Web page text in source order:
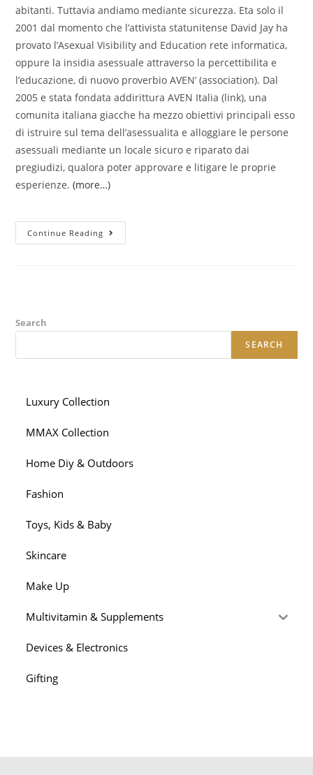
abitanti. Tuttavia andiamo mediante sicurezza. Eta solo il
2001 dal momento che l’attivista statunitense David Jay ha
provato l’Asexual Visibility and Education rete informatica,
oppure la insidia asessuale attraverso la percettibilita e
l’educazione, di nuovo proverbio AVEN’ (association). Dal
2005 e stata fondata addirittura AVEN Italia (link), una
comunita italiana giacche ha mezzo obiettivi principali esso
di istruire sul tema dell’asessualita e alloggiare le persone
asessuali mediante un locale sicuro e riparato dai
pregiudizi, qualora poter approvare e litigare le proprie
esperienze.(more…)
Continue Reading Asessualita,
Ossia
Search
SEARCH
Luxury Collection
MMAX Collection
Home Diy & Outdoors
Fashion
Toys, Kids & Baby
Skincare
Make Up
Multivitamin & Supplements
Devices & Electronics
Gifting